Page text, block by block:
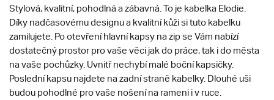
Stylová, kvalitní, pohodlná a zábavná. To je kabelka Elodie.
Díky nadčasovému designu a kvalitní kůži si tuto kabelku
zamilujete. Po otevření hlavní kapsy na zip se Vám nabízí
dostatečný prostor pro vaše věci jak do práce, tak i do města
na vaše pochůzky. Uvnitř nechybí malé boční kapsičky.
Poslední kapsu najdete na zadní straně kabelky. Dlouhé uši
budou pohodlné pro vaše nošení na rameni i v ruce.